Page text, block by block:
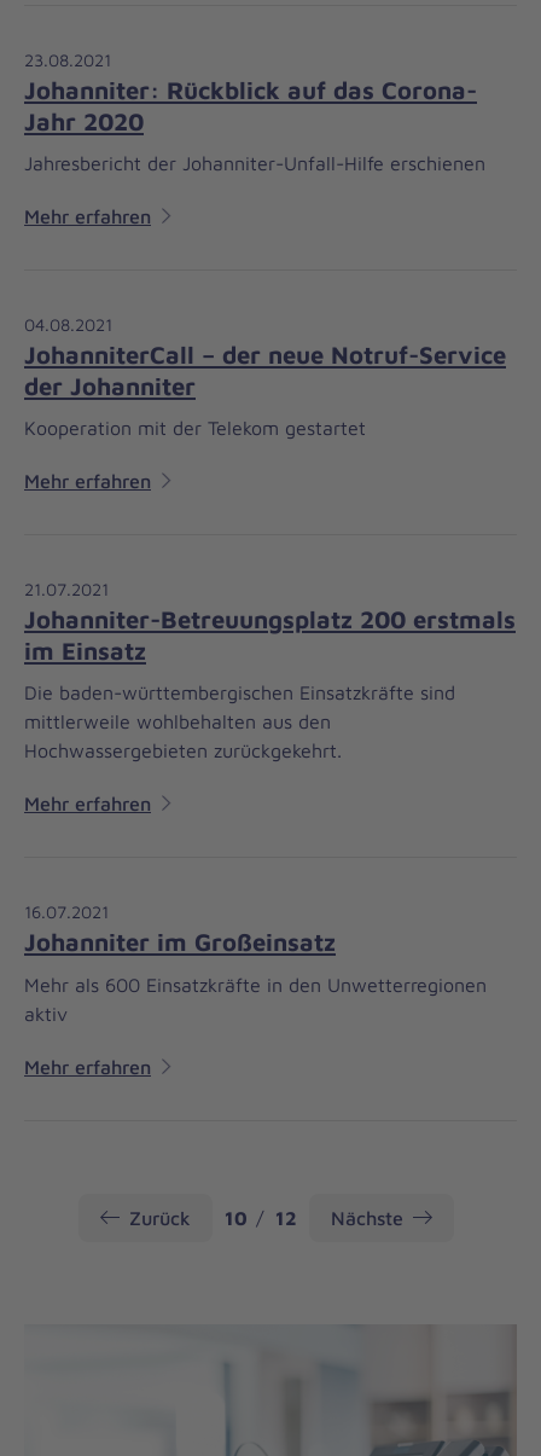
23.08.2021
Johanniter: Rückblick auf das Corona-
Jahr 2020
Jahresbericht der Johanniter-Unfall-Hilfe erschienen
Mehr erfahren
04.08.2021
JohanniterCall – der neue Notruf-Service
der Johanniter
Kooperation mit der Telekom gestartet
Mehr erfahren
21.07.2021
Johanniter-Betreuungsplatz 200 erstmals
im Einsatz
Die baden-württembergischen Einsatzkräfte sind
mittlerweile wohlbehalten aus den
Hochwassergebieten zurückgekehrt.
Mehr erfahren
16.07.2021
Johanniter im Großeinsatz
Mehr als 600 Einsatzkräfte in den Unwetterregionen
aktiv
Mehr erfahren
Zurück Seite
10 Seite
12 Nächste